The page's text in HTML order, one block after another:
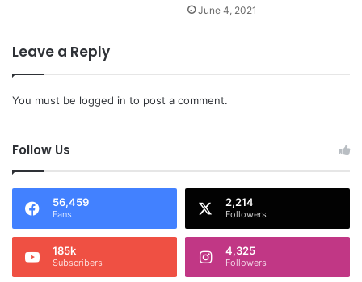
June 4, 2021
Leave a Reply
You must be logged in to post a comment.
Follow Us
56,459
Fans
2,214
Followers
185k
Subscribers
4,325
Followers